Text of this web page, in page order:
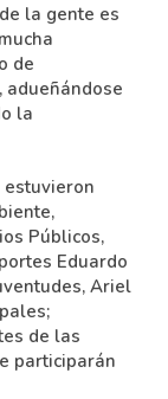
la gente es
de
adueñándose
la
estuvieron
Públicos,
Eduardo
Ariel
de las
participarán